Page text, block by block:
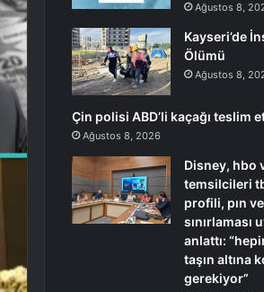
Ağustos 8,
Kayseri’de
Ölümü
Ağustos 8,
Çin polisi ABD’li kaçağı teslim
Ağustos 8, 2026
Disney, hbo
temsilcileri
profili, pın
sınırlaması
anlattı:
taşın altına
gerekiyor”